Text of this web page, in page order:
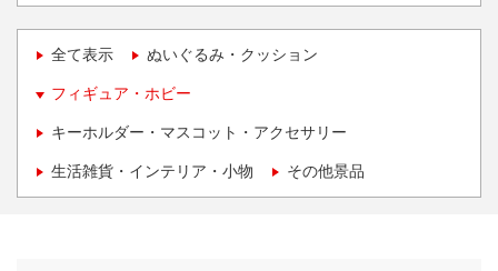
全て表示 ぬいぐるみ・クッション
フィギュア・ホビー
キーホルダー・マスコット・アクセサリー
生活雑貨・インテリア・小物 その他景品